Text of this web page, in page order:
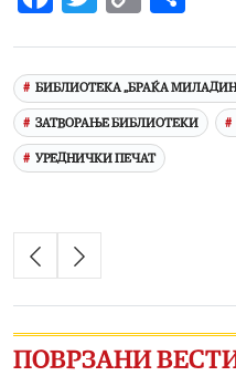
БИБЛИОТЕКА „БРАЌА
ЗАТВОРАЊЕ БИБЛИОТЕКИ
УРЕДНИЧКИ ПЕЧАТ
ПОВРЗАНИ